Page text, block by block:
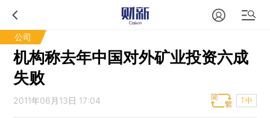
公司
机构称去年中国对外矿业投资六成
失败
2011年06月13日 17:04 T中